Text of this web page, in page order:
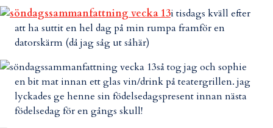
i tisdags kväll efter
att ha suttit en hel dag på min rumpa framför en
datorskärm (då jag såg ut såhär)
så tog jag och sophie
en bit mat innan ett glas vin/drink på teatergrillen. jag
lyckades ge henne sin födelsedagspresent innan nästa
födelsedag för en gångs skull!